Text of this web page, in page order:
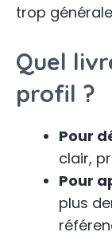
trop
Quel
profil ?
Pour
clair,
Pour
plus